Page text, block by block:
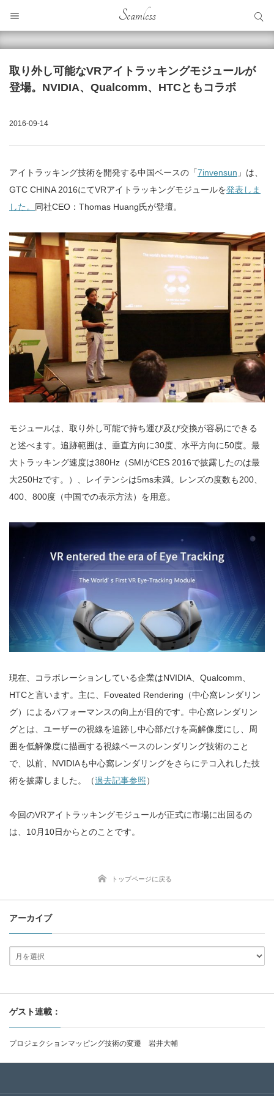
Seamless
取り外し可能なVRアイトラッキングモジュールが
登場。NVIDIA、Qualcomm、HTCともコラボ
2016-09-14
アイトラッキング技術を開発する中国ベースの「7invensun 」は、
GTC CHINA 2016にてVRアイトラッキングモジュールを発表しま
した。 同社CEO：Thomas Huang氏が登壇。
モジュールは、取り外し可能で持ち運び及び交換が容易にできる
と述べます。追跡範囲は、垂直方向に30度、水平方向に50度。最
大トラッキング速度は380Hz（SMIがCES 2016で披露したのは最
大250Hzです。）、レイテンシは5ms未満。レンズの度数も200、
400、800度（中国での表示方法）を用意。
現在、コラボレーションしている企業はNVIDIA、Qualcomm、
HTCと言います。主に、Foveated Rendering（中心窩レンダリン
グ）によるパフォーマンスの向上が目的です。中心窩レンダリン
グとは、ユーザーの視線を追跡し中心部だけを高解像度にし、周
囲を低解像度に描画する視線ベースのレンダリング技術のこと
で、以前、NVIDIAも中心窩レンダリングをさらにテコ入れした技
術を披露しました。（過去記事参照）
今回のVRアイトラッキングモジュールが正式に市場に出回るの
は、10月10日からとのことです。
トップページに戻る
アーカイブ
ゲスト連載：
プロジェクションマッピング技術の変遷 岩井大輔
サイト内検索